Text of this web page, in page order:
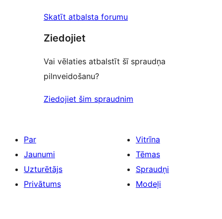
Skatīt atbalsta forumu
Ziedojiet
Vai vēlaties atbalstīt šī spraudņa
pilnveidošanu?
Ziedojiet šim spraudnim
Par
Jaunumi
Uzturētājs
Privātums
Vitrīna
Tēmas
Spraudņi
Modeļi